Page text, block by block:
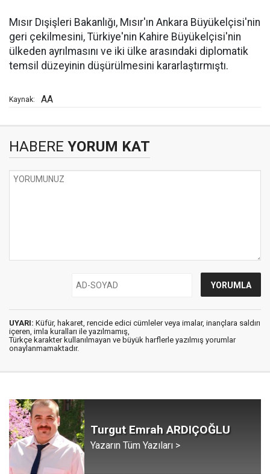
Mısır Dışişleri Bakanlığı, Mısır'ın Ankara Büyükelçisi'nin
geri çekilmesini, Türkiye'nin Kahire Büyükelçisi'nin
ülkeden ayrılmasını ve iki ülke arasındaki diplomatik
temsil düzeyinin düşürülmesini kararlaştırmıştı.
Kaynak: AA
HABERE YORUM KAT
UYARI: Küfür, hakaret, rencide edici cümleler veya imalar, inançlara saldırı
içeren, imla kuralları ile yazılmamış,
Türkçe karakter kullanılmayan ve büyük harflerle yazılmış yorumlar
onaylanmamaktadır.
Turgut Emrah ARDIÇOĞLU
Yazarın Tüm Yazıları >